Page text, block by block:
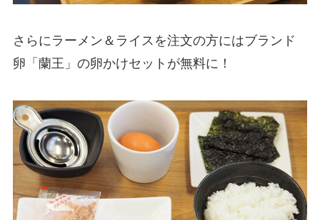
さらにラーメン＆ライスを注文の方にはブランド
卵「蘭王」の卵かけセットが無料に！